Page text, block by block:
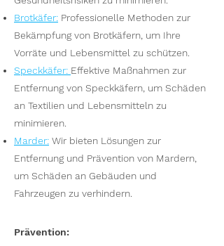
Brotkäfer: Professionelle Methoden zur
Bekämpfung von Brotkäfern, um Ihre
Vorräte und Lebensmittel zu schützen.
Speckkäfer: Effektive Maßnahmen zur
Entfernung von Speckkäfern, um Schäden
an Textilien und Lebensmitteln zu
minimieren.
Marder: Wir bieten Lösungen zur
Entfernung und Prävention von Mardern,
um Schäden an Gebäuden und
Fahrzeugen zu verhindern.
Prävention: